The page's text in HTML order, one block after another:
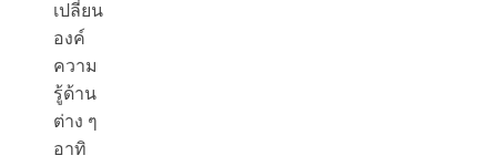
เปลี่ยน
องค์
ความ
รู้ด้าน
ต่าง ๆ
อาทิ